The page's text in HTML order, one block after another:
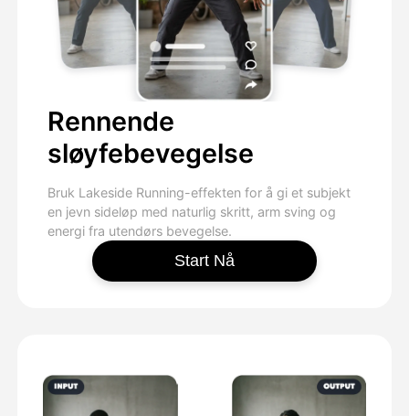
Rennende
sløyfebevegelse
Bruk Lakeside Running-effekten for å gi et subjekt
en jevn sideløp med naturlig skritt, arm sving og
energi fra utendørs bevegelse.
Start Nå